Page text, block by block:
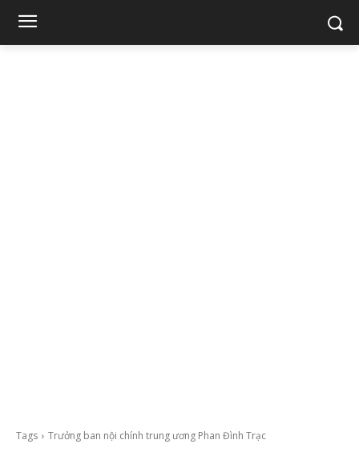
Tags Trưởng ban nội chính trung ương Phan Đình Trạc